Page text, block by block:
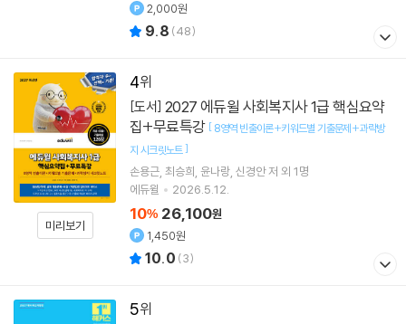
2,000원
9.8 (48)
4
미리보기
[도서]
집+무료특강 [ 8영역 빈출이론+키워드별 기출문제+과락방
지 시크릿노트]
손용근 최승희 윤나랑 신경안저 외 1명
에듀윌
2026.5.12.
10% 26,100원
1,450원
10.0 (3)
5